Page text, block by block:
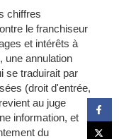
chiffres
le franchiseur
et intérêts à
une annulation
se traduirait par
(droit d'entrée,
au juge
information, et
du